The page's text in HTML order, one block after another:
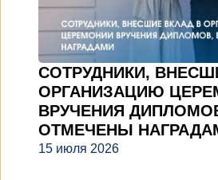
СОТРУДНИКИ,
ОРГАНИЗАЦИЮ
ВРУЧЕНИЯ
ОТМЕЧЕНЫ
15 июля 2026